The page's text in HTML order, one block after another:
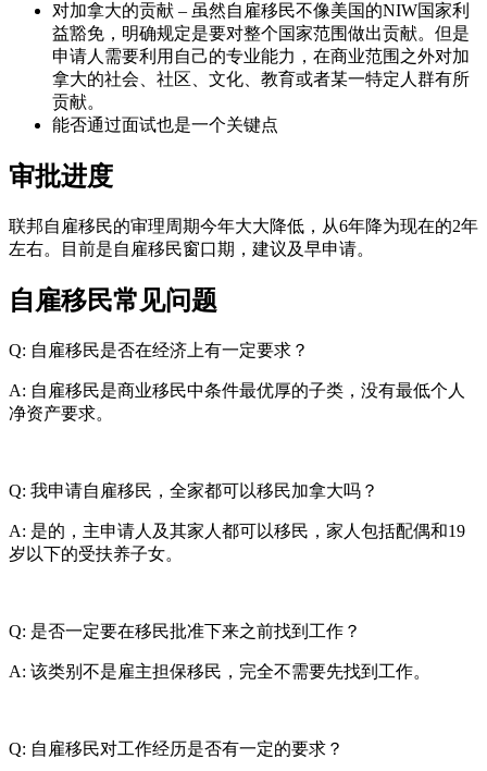
对加拿大的贡献 – 虽然自雇移民不像美国的NIW国家利
益豁免，明确规定是要对整个国家范围做出贡献。但是
申请人需要利用自己的专业能力，在商业范围之外对加
拿大的社会、社区、文化、教育或者某一特定人群有所
贡献。
能否通过面试也是一个关键点
审批进度
联邦自雇移民的审理周期今年大大降低，从6年降为现在的2年
左右。目前是自雇移民窗口期，建议及早申请。
自雇移民常见问题
Q: 自雇移民是否在经济上有一定要求？
A: 自雇移民是商业移民中条件最优厚的子类，没有最低个人
净资产要求。
Q: 我申请自雇移民，全家都可以移民加拿大吗？
A: 是的，主申请人及其家人都可以移民，家人包括配偶和19
岁以下的受扶养子女。
Q: 是否一定要在移民批准下来之前找到工作？
A: 该类别不是雇主担保移民，完全不需要先找到工作。
Q: 自雇移民对工作经历是否有一定的要求？